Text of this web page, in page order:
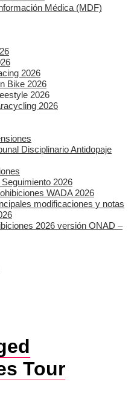
Médica (MDF)
2026
Bike 2026
2026
2026
Disciplinario Antidopaje
2026
WADA 2026
modificaciones y notas
2026 versión ONAD –
Tour